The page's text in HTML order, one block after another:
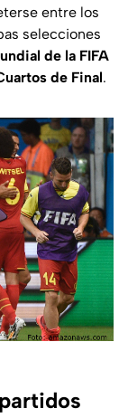
entre los
selecciones
de la FIFA
de Final.